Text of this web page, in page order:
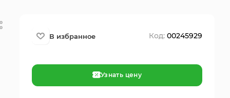
Код: 00245929
Узнать цену